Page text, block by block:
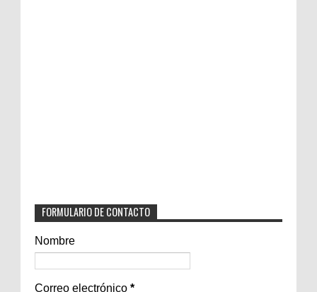
FORMULARIO DE CONTACTO
Nombre
Correo electrónico *